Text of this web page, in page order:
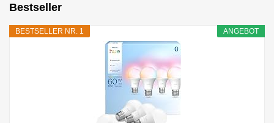
Bestseller
ANGEBOT
BESTSELLER NR. 1